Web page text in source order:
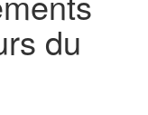
du